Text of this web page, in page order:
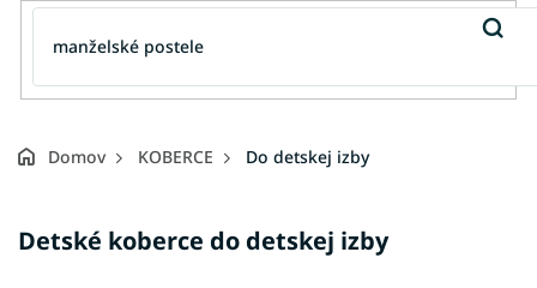
Domov KOBERCE Do detskej izby
Detské koberce do detskej izby